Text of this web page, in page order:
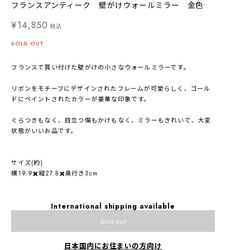
フランスアンティーク 壁がけウォールミラー 金色
¥14,850 税込
SOLD OUT
フランスで買い付けた壁がけの小さなウォールミラーです。
リボンをモチーフにデザインされたフレームが可愛らしく、ゴール
ドにペイントされたカラーが豪華な印象です。
ぐらつきもなく、目立つ傷もかけもなく、ミラーもきれいで、大変
状態がいいお品です。
サイズ(約)
横19.9✖️縦27.8✖️奥行き3cm
International shipping available
Sold out
日本国内にお住まいの方向け